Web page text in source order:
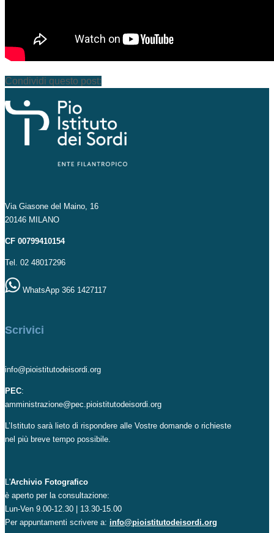
Condividi questo post:
Via Giasone del Maino, 16
20146 MILANO
CF 00799410154
Tel. 02 48017296
WhatsApp 366 1427117
Scrivici
info@pioistitutodeisordi.org
PEC:
amministrazione@pec.pioistitutodeisordi.org
L’Istituto sarà lieto di rispondere alle Vostre domande o richieste
nel più breve tempo possibile.
L'Archivio Fotografico
è aperto per la consultazione:
Lun-Ven 9.00-12.30 | 13.30-15.00
Per appuntamenti scrivere a: info@pioistitutodeisordi.org